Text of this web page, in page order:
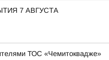
7 АВГУСТА
ТОС «Чемитоквадже»